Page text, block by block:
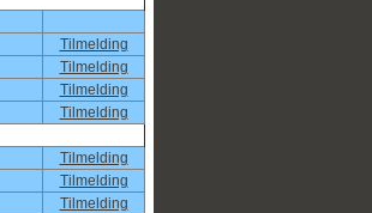
Tilmelding
Tilmelding
Tilmelding
Tilmelding
Tilmelding
Tilmelding
Tilmelding